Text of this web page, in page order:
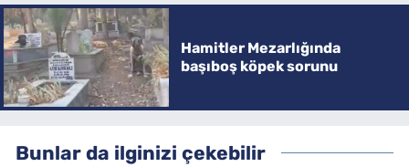
Hamitler Mezarlığında
başıboş köpek sorunu
Bunlar da ilginizi çekebilir